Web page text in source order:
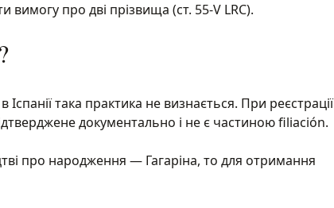
про дві прізвища (ст. 55-V LRC).
така практика не визнається. При реєстрації
документально і не є частиною filiación.
про народження — Гагаріна, то для отримання